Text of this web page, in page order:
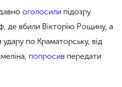
оголосили підозру
де вбили Вікторію Рощину, а
по Краматорську, від
попросив передати